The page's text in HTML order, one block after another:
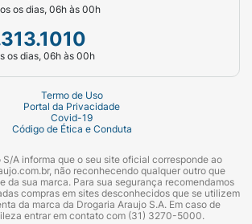
os dias, 06h às 00h
os dias, 06h às 00h
Termo de Uso
Portal da Privacidade
Covid-19
Código de Ética e Conduta
S/A informa que o seu site oficial corresponde ao
não reconhecendo qualquer outro que
da sua marca. Para sua segurança recomendamos
compras em sites desconhecidos que se utilizem
da marca da Drogaria Araujo S.A. Em caso de
entrar em contato com (31) 3270-5000.